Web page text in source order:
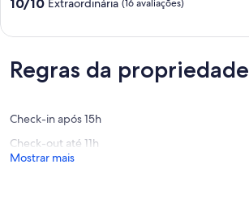
(16
avaliações)
10/10 Extraordinária (16 avaliações)
Regras da propriedade
Check-in após 15h
Check-out até 11h
Mostrar mais